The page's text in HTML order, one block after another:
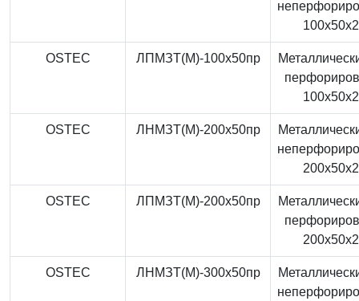
OSTEC ЛПМЗТ(М)-100x50пр
OSTEC ЛНМЗТ(М)-200x50пр
OSTEC ЛПМЗТ(М)-200x50пр
OSTEC ЛНМЗТ(М)-300x50пр